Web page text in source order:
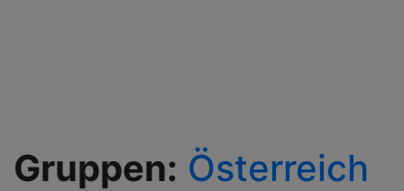
Gruppen: Österreich